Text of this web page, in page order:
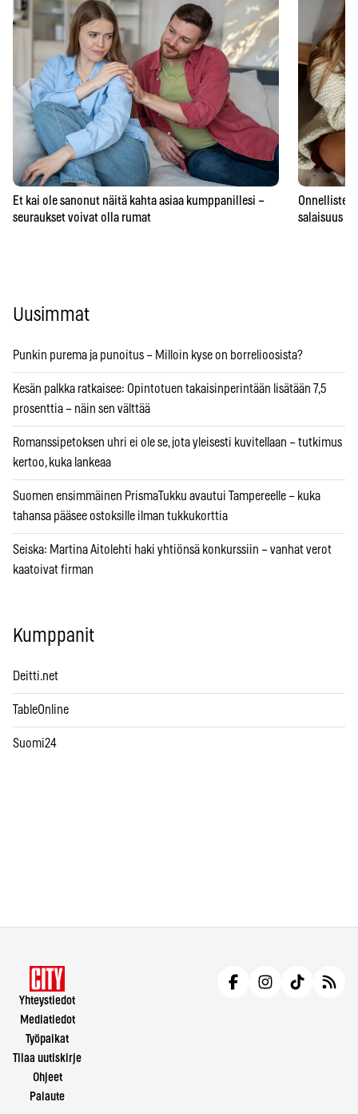
Et kai ole sanonut näitä kahta asiaa kumppanillesi –
seuraukset voivat olla rumat
Onnellisten
salaisuus –
Uusimmat
Punkin purema ja punoitus – Milloin kyse on borrelioosista?
Kesän palkka ratkaisee: Opintotuen takaisinperintään lisätään 7,5
prosenttia – näin sen välttää
Romanssipetoksen uhri ei ole se, jota yleisesti kuvitellaan – tutkimus
kertoo, kuka lankeaa
Suomen ensimmäinen PrismaTukku avautui Tampereelle – kuka
tahansa pääsee ostoksille ilman tukkukorttia
Seiska: Martina Aitolehti haki yhtiönsä konkurssiin – vanhat verot
kaatoivat firman
Kumppanit
Deitti.net
TableOnline
Suomi24
Yhteystiedot
Mediatiedot
Työpaikat
Tilaa uutiskirje
Ohjeet
Palaute